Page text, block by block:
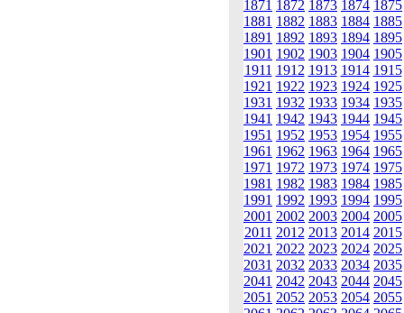
1871 1872 1873 1874 1875
1881 1882 1883 1884 1885
1891 1892 1893 1894 1895
1901 1902 1903 1904 1905
1911 1912 1913 1914 1915
1921 1922 1923 1924 1925
1931 1932 1933 1934 1935
1941 1942 1943 1944 1945
1951 1952 1953 1954 1955
1961 1962 1963 1964 1965
1971 1972 1973 1974 1975
1981 1982 1983 1984 1985
1991 1992 1993 1994 1995
2001 2002 2003 2004 2005
2011 2012 2013 2014 2015
2021 2022 2023 2024 2025
2031 2032 2033 2034 2035
2041 2042 2043 2044 2045
2051 2052 2053 2054 2055